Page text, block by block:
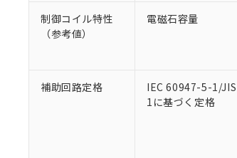
制御コイル特性
（参考値）
電磁石容量
補助回路定格
IEC 60947-5-1/
1に基づく定格